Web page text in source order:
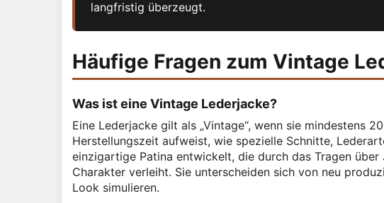
langfristig überzeugt.
Häufige Fragen zum Vintage
Was ist eine Vintage Lederjacke?
Eine Lederjacke gilt als „Vintage“, wenn sie mindestens
Herstellungszeit aufweist, wie spezielle Schnitte,
einzigartige Patina entwickelt, die durch das Tragen
Charakter verleiht. Sie unterscheiden sich von neu
Look simulieren.